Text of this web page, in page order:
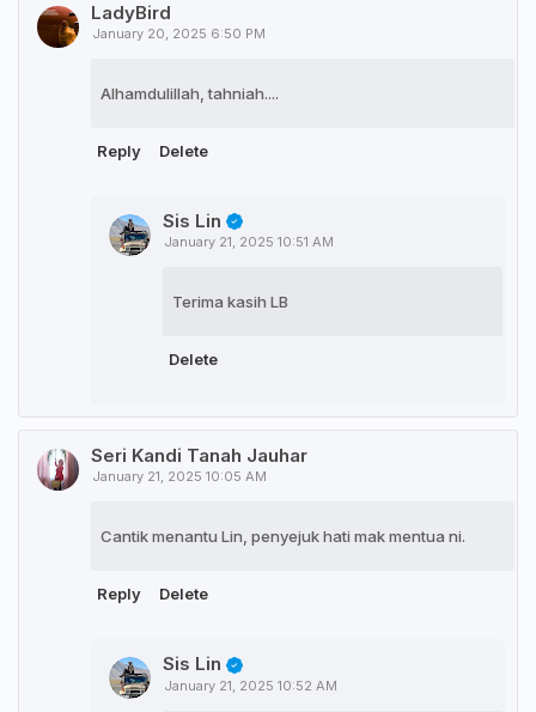
LadyBird
January 20, 2025 6:50 PM
Alhamdulillah, tahniah....
Reply Delete
Sis Lin
January 21, 2025 10:51 AM
Terima kasih LB
Delete
Seri Kandi Tanah Jauhar
January 21, 2025 10:05 AM
Cantik menantu Lin, penyejuk hati mak mentua ni.
Reply Delete
Sis Lin
January 21, 2025 10:52 AM